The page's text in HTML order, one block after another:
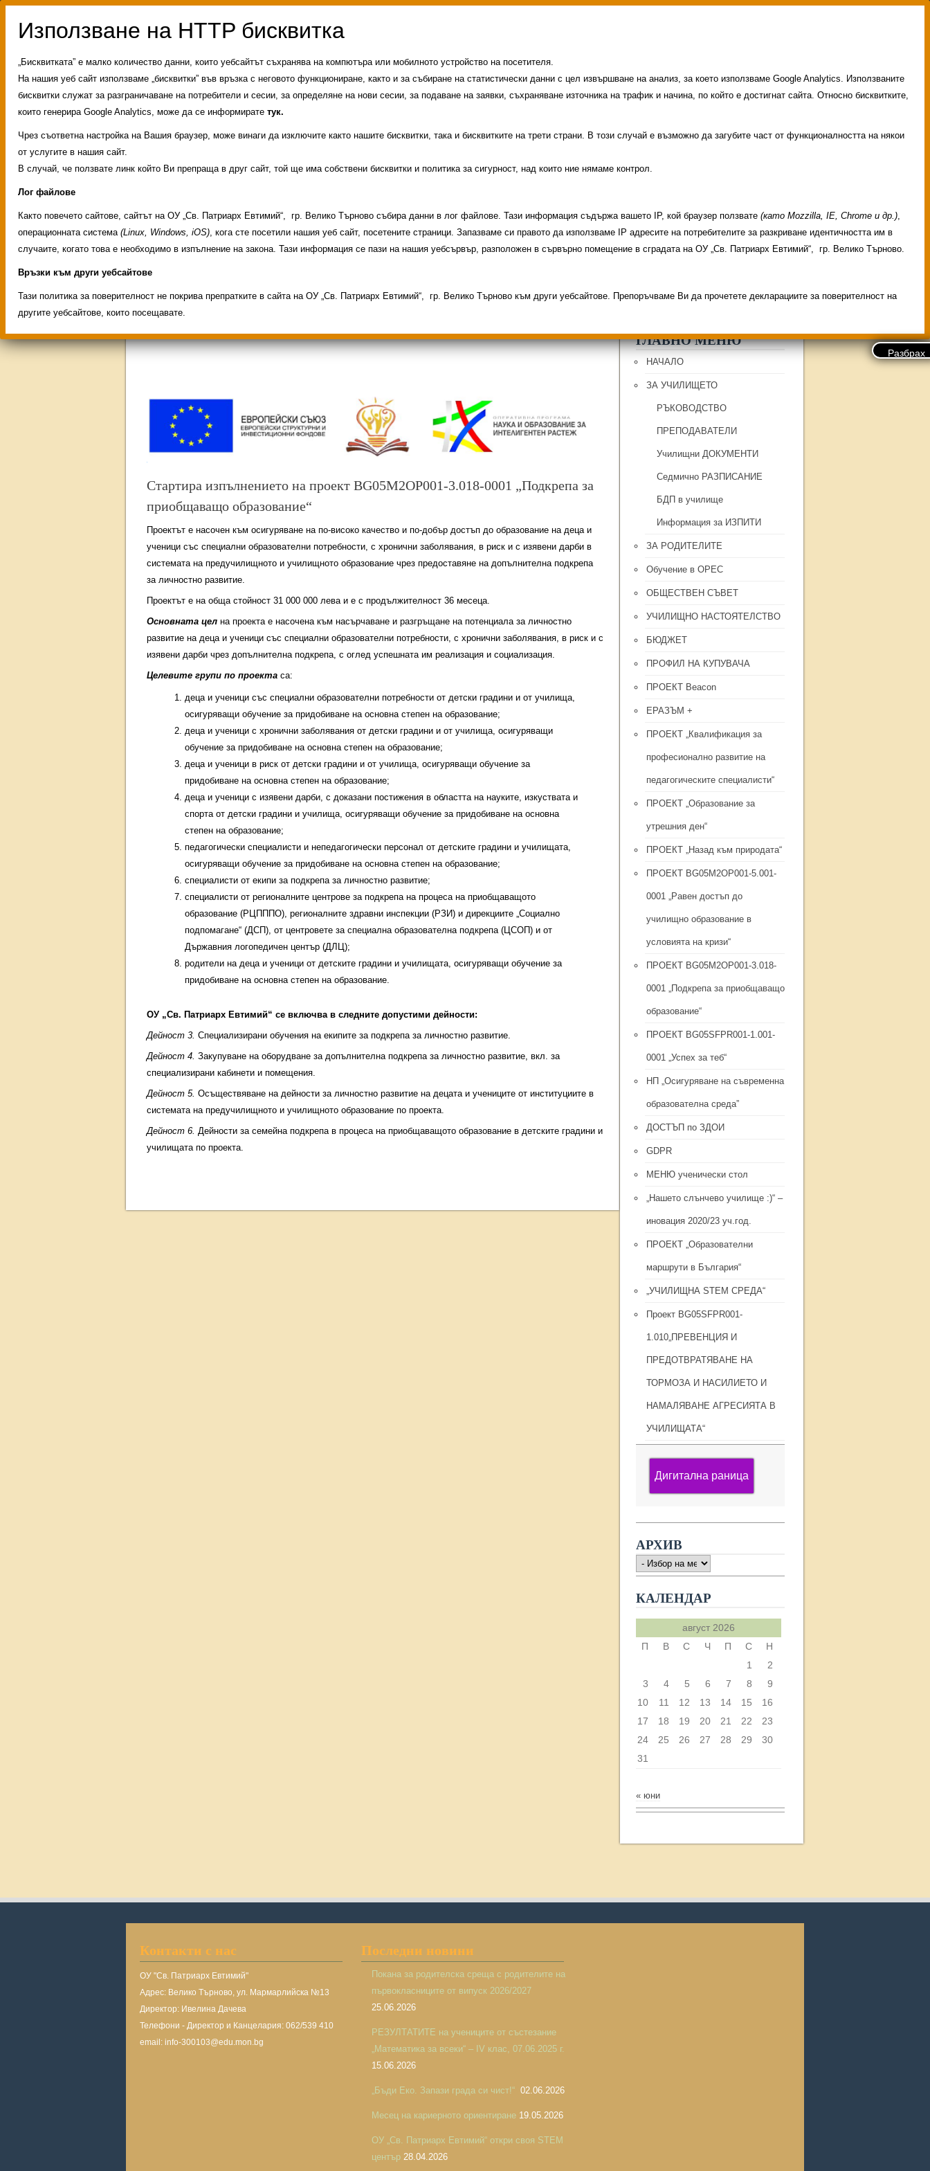
Административни услуги История на училището Контакти
Прием
Свободни места за ученици
Стартира изпълнението на проект BG05M2ОP001-3.018-0001 „Подкрепа за
приобщаващо образование“
Проектът е насочен към осигуряване на по-високо качество и по-добър достъп до образование на деца и
ученици със специални образователни потребности, с хронични заболявания, в риск и с изявени дарби в
системата на предучилищното и училищното образование чрез предоставяне на допълнителна подкрепа
за личностно развитие.
Проектът е на обща стойност 31 000 000 лева и е с продължителност 36 месеца.
Основната цел на проекта е насочена към насърчаване и разгръщане на потенциала за личностно
развитие на деца и ученици със специални образователни потребности, с хронични заболявания, в риск и с
изявени дарби чрез допълнителна подкрепа, с оглед успешната им реализация и социализация.
Целевите групи по проекта са:
деца и ученици със специални образователни потребности от детски градини и от училища,
осигуряващи обучение за придобиване на основна степен на образование;
деца и ученици с хронични заболявания от детски градини и от училища, осигуряващи
обучение за придобиване на основна степен на образование;
деца и ученици в риск от детски градини и от училища, осигуряващи обучение за
придобиване на основна степен на образование;
деца и ученици с изявени дарби, с доказани постижения в областта на науките, изкуствата и
спорта от детски градини и училища, осигуряващи обучение за придобиване на основна
степен на образование;
педагогически специалисти и непедагогически персонал от детските градини и училищата,
осигуряващи обучение за придобиване на основна степен на образование;
специалисти от екипи за подкрепа за личностно развитие;
специалисти от регионалните центрове за подкрепа на процеса на приобщаващото
образование (РЦПППО), регионалните здравни инспекции (РЗИ) и дирекциите „Социално
подпомагане“ (ДСП), от центровете за специална образователна подкрепа (ЦСОП) и от
Държавния логопедичен център (ДЛЦ);
родители на деца и ученици от детските градини и училищата, осигуряващи обучение за
придобиване на основна степен на образование.
ОУ „Св. Патриарх Евтимий“ се включва в следните допустими дейности:
Дейност 3. Специализирани обучения на екипите за подкрепа за личностно развитие.
Дейност 4. Закупуване на оборудване за допълнителна подкрепа за личностно развитие, вкл. за
специализирани кабинети и помещения.
Дейност 5. Осъществяване на дейности за личностно развитие на децата и учениците от институциите в
системата на предучилищното и училищното образование по проекта.
Дейност 6. Дейности за семейна подкрепа в процеса на приобщаващото образование в детските градини и
училищата по проекта.
ГЛАВНО МЕНЮ
НАЧАЛО
ЗА УЧИЛИЩЕТО
РЪКОВОДСТВО
ПРЕПОДАВАТЕЛИ
Училищни ДОКУМЕНТИ
Седмично РАЗПИСАНИЕ
БДП в училище
Информация за ИЗПИТИ
ЗА РОДИТЕЛИТЕ
Обучение в ОРЕС
ОБЩЕСТВЕН СЪВЕТ
УЧИЛИЩНО НАСТОЯТЕЛСТВО
БЮДЖЕТ
ПРОФИЛ НА КУПУВАЧА
ПРОЕКТ Beacon
ЕРАЗЪМ +
ПРОЕКТ „Квалификация за
професионално развитие на
педагогическите специалисти“
ПРОЕКТ „Образование за
утрешния ден“
ПРОЕКТ „Назад към природата“
ПРОЕКТ BG05M2OP001-5.001-
0001 „Равен достъп до
училищно образование в
условията на кризи“
ПРОЕКТ BG05M2ОP001-3.018-
0001 „Подкрепа за приобщаващо
образование“
ПРОЕКТ BG05SFPR001-1.001-
0001 „Успех за теб“
НП „Осигуряване на съвременна
образователна среда”
ДОСТЪП по ЗДОИ
GDPR
МЕНЮ ученически стол
„Нашето слънчево училище :)“ –
иновация 2020/23 уч.год.
ПРОЕКТ „Образователни
маршрути в България“
„УЧИЛИЩНА STEM СРЕДА“
Проект BG05SFPR001-
1.010„ПРЕВЕНЦИЯ И
ПРЕДОТВРАТЯВАНЕ НА
ТОРМОЗА И НАСИЛИЕТО И
НАМАЛЯВАНЕ АГРЕСИЯТА В
УЧИЛИЩАТА“
Дигитална раница
АРХИВ
АРХИВ
КАЛЕНДАР
август 2026
П
В С Ч П С
Н
1
2
3
4 5 6 7 8
9
10
11 12 13 14 15
16
17
18 19 20 21 22
23
24
25 26 27 28 29
30
31
« юни
Контакти с нас
ОУ "Св. Патриарх Евтимий"
Адрес: Велико Търново, ул. Мармарлийска №13
Директор: Ивелина Дачева
Телефони - Директор и Канцелария: 062/539 410
email: info-300103@edu.mon.bg
Последни новини
Покана за родителска среща с родителите на
първокласниците от випуск 2026/2027
25.06.2026
РЕЗУЛТАТИТЕ на учениците от състезание
„Математика за всеки“ – IV клас, 07.06.2025 г.
15.06.2026
„Бъди Еко. Запази града си чист!“ 02.06.2026
Месец на кариерното ориентиране 19.05.2026
ОУ „Св. Патриарх Евтимий“ откри своя STEM
център 28.04.2026
„Бисквитката” е малко количество данни, които уебсайтът съхранява на компютъра или мобилното устройство на посетителя.
На нашия уеб сайт използваме „бисквитки” във връзка с неговото функциониране, както и за събиране на статистически данни с цел извършване на анализ, за което използваме Google Analytics. Използваните
бисквитки служат за разграничаване на потребители и сесии, за определяне на нови сесии, за подаване на заявки, съхраняване източника на трафик и начина, по който е достигнат сайта. Относно бисквитките,
които генерира Google Analytics, може да се информирате тук.
Чрез съответна настройка на Вашия браузер, може винаги да изключите както нашите бисквитки, така и бисквитките на трети страни. В този случай е възможно да загубите част от функционалността на някои
от услугите в нашия сайт.
В случай, че ползвате линк който Ви препраща в друг сайт, той ще има собствени бисквитки и политика за сигурност, над които ние нямаме контрол.
Лог файлове
Както повечето сайтове, сайтът на ОУ „Св. Патриарх Евтимий“, гр. Велико Търново събира данни в лог файлове. Тази информация съдържа вашето IP, кой браузер ползвате (като Mozzilla, IE, Chrome и др.),
операционната система (Linux, Windows, iOS), кога сте посетили нашия уеб сайт, посетените страници. Запазваме си правото да използваме IP адресите на потребителите за разкриване идентичността им в
случаите, когато това е необходимо в изпълнение на закона. Тази информация се пази на нашия уебсървър, разположен в сървърно помещение в сградата на ОУ „Св. Патриарх Евтимий“, гр. Велико Търново.
Връзки към други уебсайтове
Тази политика за поверителност не покрива препратките в сайта на ОУ „Св. Патриарх Евтимий“, гр. Велико Търново към други уебсайтове. Препоръчваме Ви да прочетете декларациите за поверителност на
другите уебсайтове, които посещавате.